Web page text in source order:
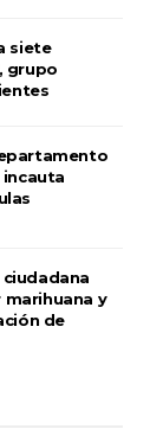
siete
grupo
incauta
ciudadana
y
de